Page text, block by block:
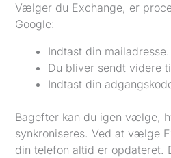
Vælger du Exchange, er
Google:
Indtast din mailadresse.
Du bliver sendt videre
Indtast din
Bagefter kan du igen vælge,
synkroniseres. Ved at vælge
din telefon altid er opdateret.